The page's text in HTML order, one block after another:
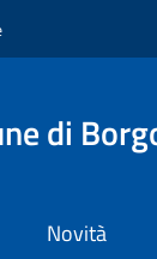
di
Novità